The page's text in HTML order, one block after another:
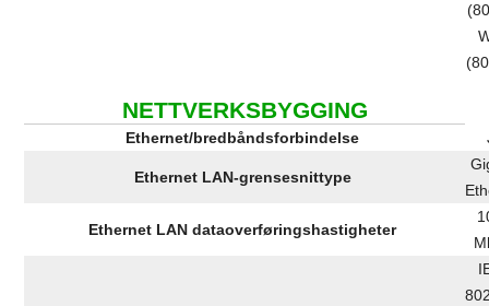
NETTVERKSBYGGING
Ethernet/bredbåndsforbindelse
Ethernet LAN-grensesnittype
Ethernet LAN dataoverføringshastigheter